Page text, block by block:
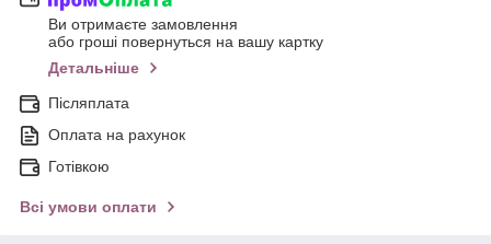
Ви отримаєте замовлення
або гроші повернуться на вашу картку
Детальніше
Післяплата
Оплата на рахунок
Готівкою
Всі умови оплати